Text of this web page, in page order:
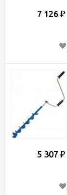
7 126 ₽
5 307 ₽